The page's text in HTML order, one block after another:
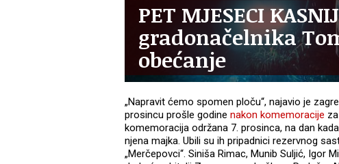
PET MJESECI
gradonačelnika
obećanje
„Napravit ćemo spomen ploču“, najavio je
prosincu prošle godine nakon komemoracije za
komemoracija održana 7. prosinca, na dan
njena majka. Ubili su ih pripadnici rezervnog
„Merčepovci“. Siniša Rimac, Munib Suljić, Igor